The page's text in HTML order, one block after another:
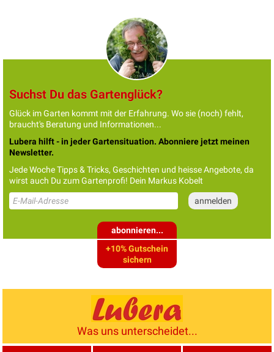
Suchst Du das Gartenglück?
Glück im Garten kommt mit der Erfahrung. Wo sie (noch) fehlt,
braucht's Beratung und Informationen...
Lubera hilft - in jeder Gartensituation. Abonniere jetzt meinen
Newsletter.
Jede Woche Tipps & Tricks, Geschichten und heisse Angebote, da
wirst auch Du zum Gartenprofi! Dein Markus Kobelt
abonnieren...
+10% Gutschein
sichern
Was uns unterscheidet...